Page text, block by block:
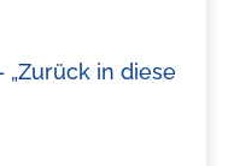
„Zurück in diese